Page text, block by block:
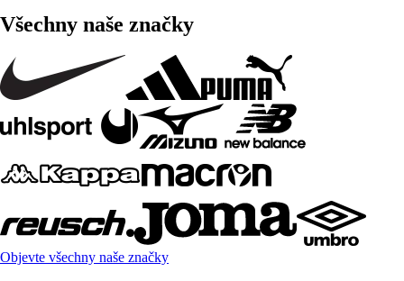
Všechny naše značky
Objevte všechny naše značky